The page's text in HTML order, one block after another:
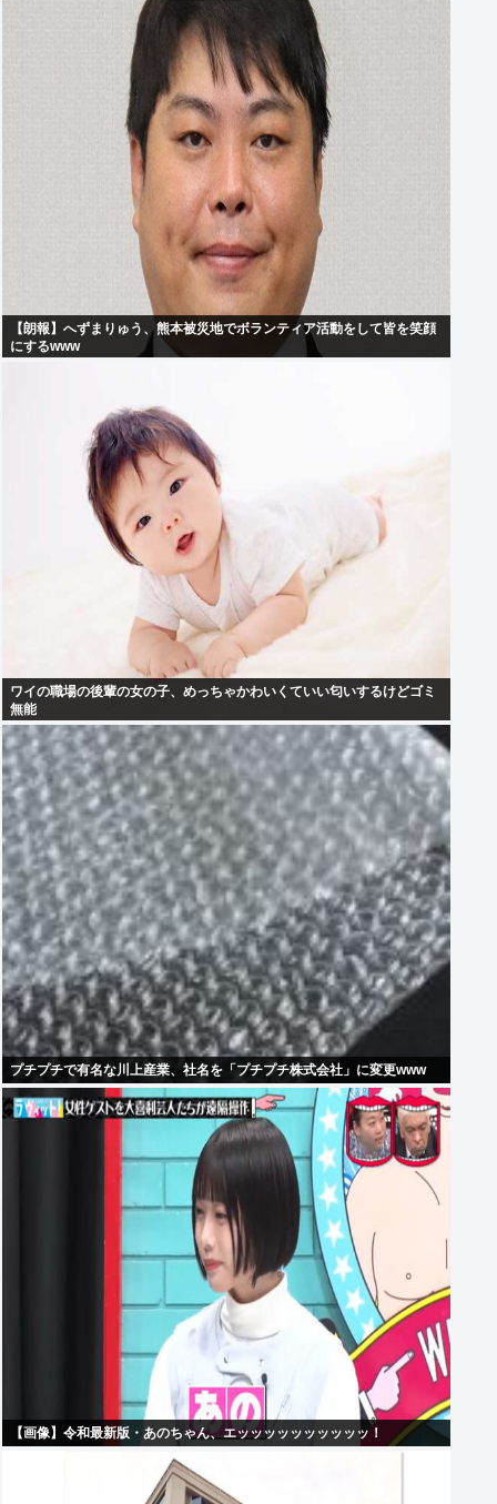
【朗報】へずまりゅう、熊本被災地でボランティア活動をして皆を笑顔
にするwww
ワイの職場の後輩の女の子、めっちゃかわいくていい匂いするけどゴミ
無能
プチプチで有名な川上産業、社名を「プチプチ株式会社」に変更www
【画像】令和最新版・あのちゃん、エッッッッッッッッッッ！